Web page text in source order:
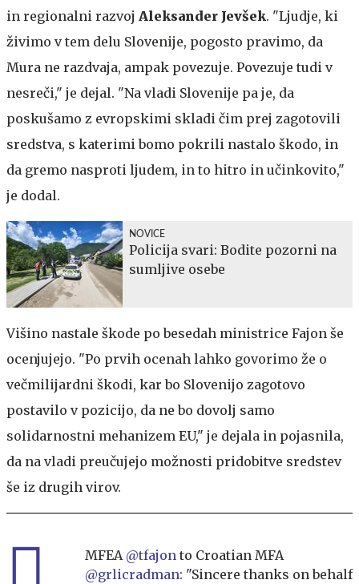
in regionalni razvoj Aleksander Jevšek. "Ljudje, ki
živimo v tem delu Slovenije, pogosto pravimo, da
Mura ne razdvaja, ampak povezuje. Povezuje tudi v
nesreči," je dejal. "Na vladi Slovenije pa je, da
poskušamo z evropskimi skladi čim prej zagotovili
sredstva, s katerimi bomo pokrili nastalo škodo, in
da gremo nasproti ljudem, in to hitro in učinkovito,"
je dodal.
NOVICE
Policija svari: Bodite pozorni na
sumljive osebe
Višino nastale škode po besedah ministrice Fajon še
ocenjujejo. "Po prvih ocenah lahko govorimo že o
večmilijardni škodi, kar bo Slovenijo zagotovo
postavilo v pozicijo, da ne bo dovolj samo
solidarnostni mehanizem EU," je dejala in pojasnila,
da na vladi preučujejo možnosti pridobitve sredstev
še iz drugih virov.
MFEA @tfajon to Croatian MFA
@grlicradman: "Sincere thanks on behalf